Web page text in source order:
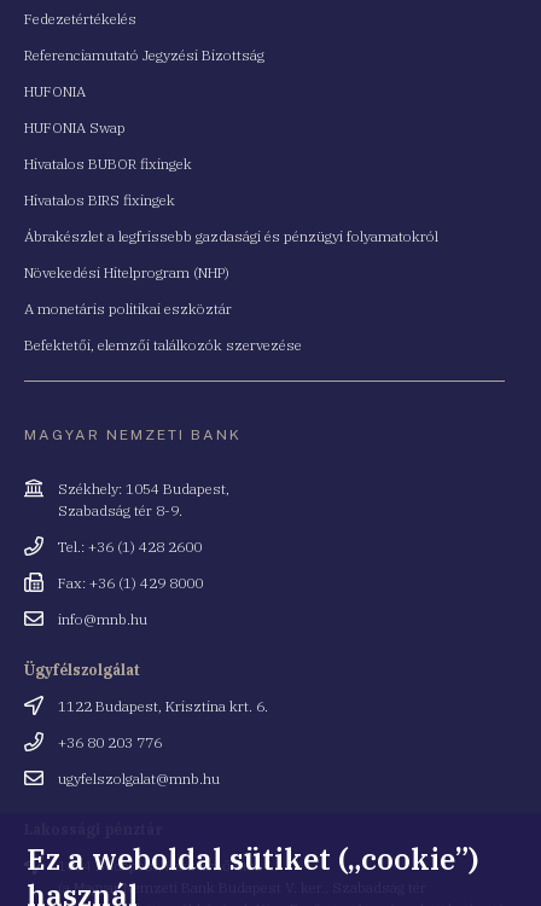
Fedezetértékelés
Referenciamutató Jegyzési Bizottság
HUFONIA
HUFONIA Swap
Hivatalos BUBOR fixingek
Hivatalos BIRS fixingek
Ábrakészlet a legfrissebb gazdasági és pénzügyi folyamatokról
Növekedési Hitelprogram (NHP)
A monetáris politikai eszköztár
Befektetői, elemzői találkozók szervezése
MAGYAR NEMZETI BANK
Cím
Székhely: 1054 Budapest,
Szabadság tér 8-9.
Telefonszám
Tel.: +36 (1) 428 2600
Fax
Fax: +36 (1) 429 8000
Emailinfo@mnb.hu
Ügyfélszolgálat
Cím
1122 Budapest, Krisztina krt. 6.
Telefonszám
+36 80 203 776
Emailugyfelszolgalat@mnb.hu
Cím 1054 Budapest, Kiss Ernő utca 1.
(a Magyar Nemzeti Bank Budapest V. ker., Szabadság tér
Ez a weboldal sütiket („cookie”)
használ